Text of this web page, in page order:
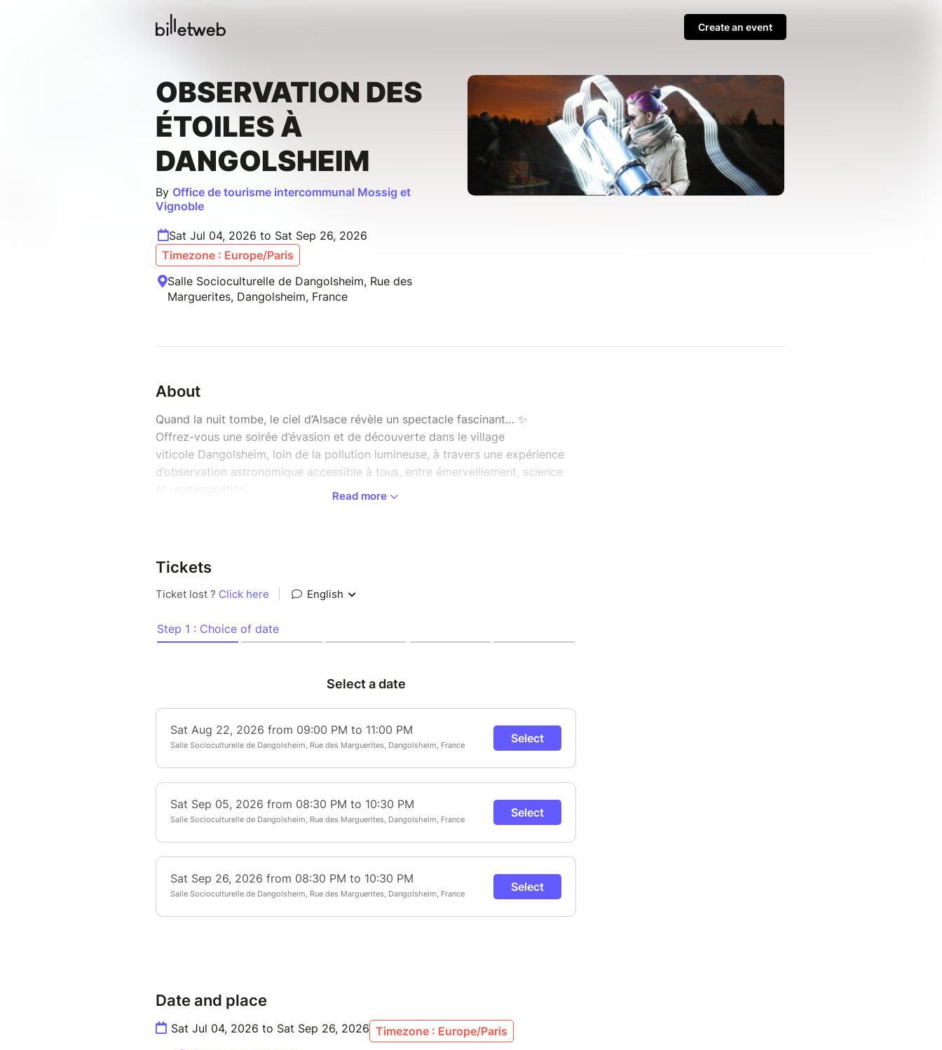
Create an event
OBSERVATION DES
ÉTOILES À
DANGOLSHEIM
By Office de tourisme intercommunal Mossig et
Vignoble
Sat Jul 04, 2026 to Sat Sep 26, 2026
Timezone : Europe/Paris
Salle Socioculturelle de Dangolsheim, Rue des
Marguerites, Dangolsheim, France
About
Quand la nuit tombe, le ciel d’Alsace révèle un spectacle fascinant… ✨
Offrez-vous une soirée d’évasion et de découverte dans le village
viticole Dangolsheim, loin de la pollution lumineuse, à travers une expérience
d’observation astronomique accessible à tous, entre émerveillement, science
bases de l’observation du ciel nocturne.
- Premier repérage du ciel et des constellations
Identifiez les principales étoiles et constellations visibles et laissez-vous
- Observation des étoiles et exploration de l’univers
Découvrez l’évolution des étoiles, observez la Lune si elle est visible, ainsi que
Comprenez les enjeux de la préservation du ciel nocturne et l’impact de la
lumière artificielle sur notre environnement.
Cette expérience est pensée comme un véritable moment de partage et de
découverte, idéal pour les curieux, les passionnés ou les familles en quête
d’une activité originale sous les étoiles.
⚠️ En cas de mauvaises conditions météorologiques, les observations ne
pourront pas être maintenues et l’activité sera annulée.
La confirmation de la séance sera communiquée 24h à 48h avant la date
prévue, selon l’évolution des prévisions météo.
Âge minimum : 7 ans
Read more
Tickets
Date and place
Sat Jul 04, 2026 to Sat Sep 26, 2026 Timezone : Europe/Paris